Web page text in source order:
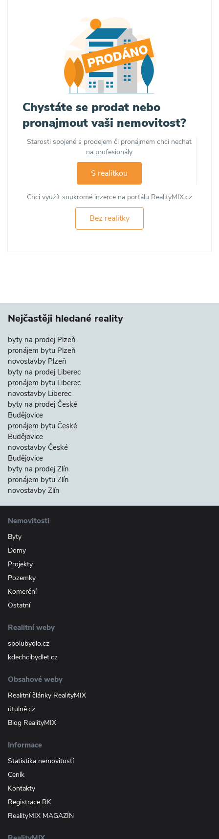
Chystáte se prodat nebo
pronajmout vaši nemovitost?
Starosti spojené s prodejem či pronájmem chci nechat
na profesionály
S realitkou
Chci využít soukromé inzerce na portálu RealityMIX.cz
Bez realitky
Nejčastěji hledané reality
byty na prodej Plzeň
pronájem bytu Plzeň
novostavby Plzeň
byty na prodej Liberec
pronájem bytu Liberec
novostavby Liberec
byty na prodej České
Budějovice
pronájem bytu České
Budějovice
novostavby České
Budějovice
byty na prodej Zlín
pronájem bytu Zlín
novostavby Zlín
Nemovitosti
Byty
Domy
Projekty
Pozemky
Komerční
Ostatní
Realitní weby
spolubydlo.cz
kdechcibydlet.cz
Obsahové weby
Realitní články RealityMIX
útulně.cz
Blog RealityMIX
Informace
Statistika nemovitostí
Ceník
Kontakty
Registrace RK
RealityMIX MAGAZÍN